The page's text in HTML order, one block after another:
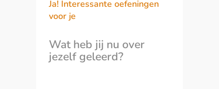
Ja! Interessante oefeningen
voor je
Wat heb jij nu over
jezelf geleerd?